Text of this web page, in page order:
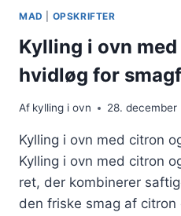
MAD OPSKRIFTER
Kylling i ovn
hvidløg for
Af kylling i ovn 28. december
Kylling i ovn med citron
Kylling i ovn med citron
ret, der kombinerer
den friske smag af